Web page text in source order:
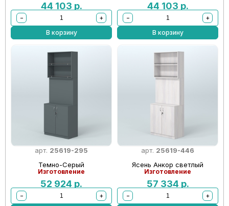
44 103 р.
−
+
В корзину
44 103 р.
−
+
В корзину
арт. 25619-295
Темно-Серый
Изготовление
52 924 р.
−
+
арт. 25619-446
Ясень Анкор светлый
Изготовление
57 334 р.
−
+